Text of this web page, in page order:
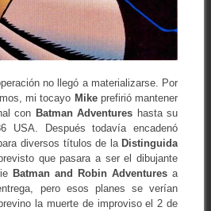
no llegó a materializarse. Por
mi tocayo Mikeprefirió mantener
con Batman Adventures hasta su
USA. Después todavía encadenó
diversos títulos de la Distinguida
que pasara a ser el dibujante
Batman and Robin Adventures a
pero esos planes se verían
la muerte de improviso el 2 de